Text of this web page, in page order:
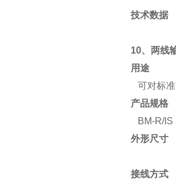
技术数据
10、两线
用途
可对标
产品规格
BM-R/IS
外形尺寸
接线方式